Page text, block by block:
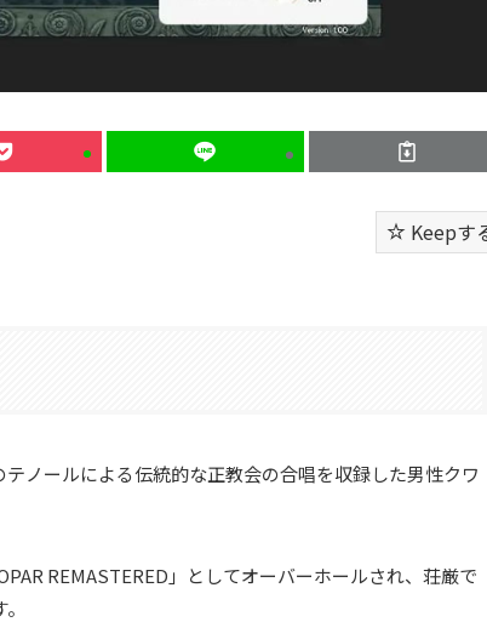
Keepす
テノールによる伝統的な正教会の合唱を収録した男性クワ
REMASTERED」としてオーバーホールされ、荘厳で